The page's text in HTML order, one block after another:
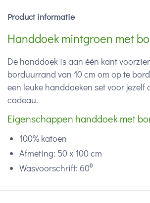
Product informatie
Handdoek mintgroen met
De handdoek is aan één kant
borduurrand van 10 cm om op te
een leuke handdoeken set voor jezelf
cadeau.
Eigenschappen handdoek met
100% katoen
Afmeting: 50 x 100 cm
Wasvoorschrift: 60⁰